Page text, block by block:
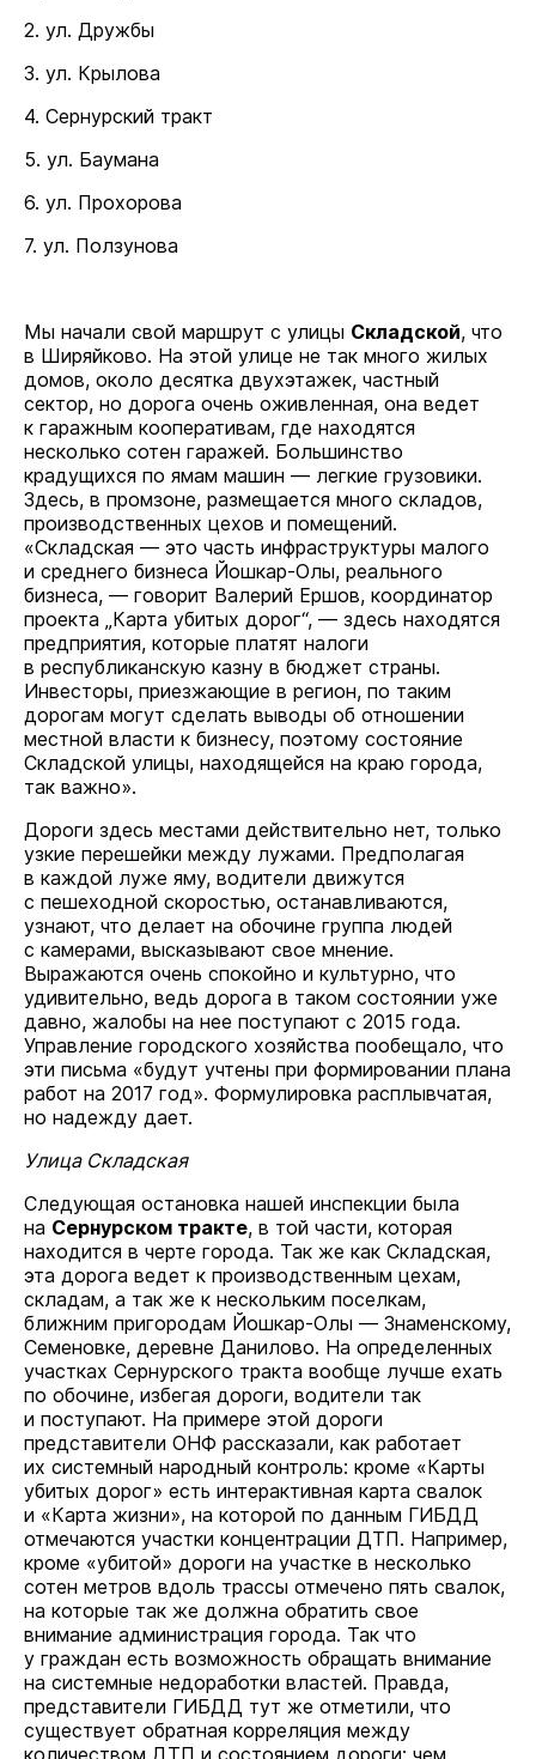
2. ул. Дружбы
3. ул. Крылова
4. Сернурский тракт
5. ул. Баумана
6. ул. Прохорова
7. ул. Ползунова
Мы начали свой маршрут с улицы Складской, что
в Ширяйково. На этой улице не так много жилых
домов, около десятка двухэтажек, частный
сектор, но дорога очень оживленная, она ведет
к гаражным кооперативам, где находятся
несколько сотен гаражей. Большинство
крадущихся по ямам машин — легкие грузовики.
Здесь, в промзоне, размещается много складов,
производственных цехов и помещений.
«Складская — это часть инфраструктуры малого
и среднего бизнеса Йошкар-Олы, реального
бизнеса, — говорит Валерий Ершов, координатор
проекта „Карта убитых дорог“, — здесь находятся
предприятия, которые платят налоги
в республиканскую казну в бюджет страны.
Инвесторы, приезжающие в регион, по таким
дорогам могут сделать выводы об отношении
местной власти к бизнесу, поэтому состояние
Складской улицы, находящейся на краю города,
так важно».
Дороги здесь местами действительно нет, только
узкие перешейки между лужами. Предполагая
в каждой луже яму, водители движутся
с пешеходной скоростью, останавливаются,
узнают, что делает на обочине группа людей
с камерами, высказывают свое мнение.
Выражаются очень спокойно и культурно, что
удивительно, ведь дорога в таком состоянии уже
давно, жалобы на нее поступают с 2015 года.
Управление городского хозяйства пообещало, что
эти письма «будут учтены при формировании плана
работ на 2017 год». Формулировка расплывчатая,
но надежду дает.
Улица Складская
Следующая остановка нашей инспекции была
на Сернурском тракте, в той части, которая
находится в черте города. Так же как Складская,
эта дорога ведет к производственным цехам,
складам, а так же к нескольким поселкам,
ближним пригородам Йошкар-Олы — Знаменскому,
Семеновке, деревне Данилово. На определенных
участках Сернурского тракта вообще лучше ехать
по обочине, избегая дороги, водители так
и поступают. На примере этой дороги
представители ОНФ рассказали, как работает
их системный народный контроль: кроме «Карты
убитых дорог» есть интерактивная карта свалок
и «Карта жизни», на которой по данным ГИБДД
отмечаются участки концентрации ДТП. Например,
кроме «убитой» дороги на участке в несколько
сотен метров вдоль трассы отмечено пять свалок,
на которые так же должна обратить свое
внимание администрация города. Так что
у граждан есть возможность обращать внимание
на системные недоработки властей. Правда,
представители ГИБДД тут же отметили, что
существует обратная корреляция между
количеством ДТП и состоянием дороги: чем